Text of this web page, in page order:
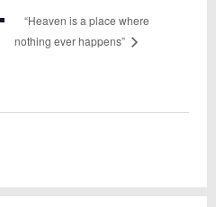
“Heaven is a place where
nothing ever happens”